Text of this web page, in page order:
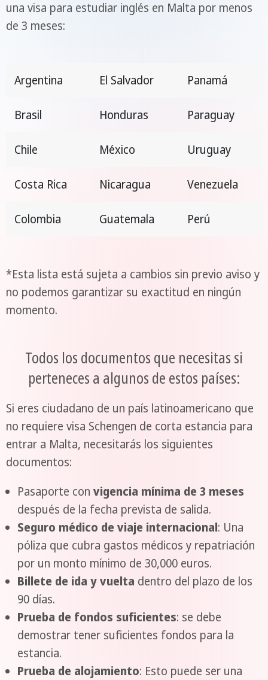
una visa para estudiar inglés en Malta por menos
de 3 meses:
Argentina El Salvador Panamá
Brasil Honduras Paraguay
Chile México Uruguay
Costa Rica Nicaragua Venezuela
Colombia Guatemala Perú
*Esta lista está sujeta a cambios sin previo aviso y
no podemos garantizar su exactitud en ningún
momento.
Todos los documentos que necesitas si
perteneces a algunos de estos países:
Si eres ciudadano de un país latinoamericano que
no requiere visa Schengen de corta estancia para
entrar a Malta, necesitarás los siguientes
documentos:
Pasaporte con vigencia mínima de 3 meses
después de la fecha prevista de salida.
Seguro médico de viaje internacional: Una
póliza que cubra gastos médicos y repatriación
por un monto mínimo de 30,000 euros.
Billete de ida y vuelta dentro del plazo de los
90 días.
Prueba de fondos suficientes: se debe
demostrar tener suficientes fondos para la
estancia.
Prueba de alojamiento: Esto puede ser una